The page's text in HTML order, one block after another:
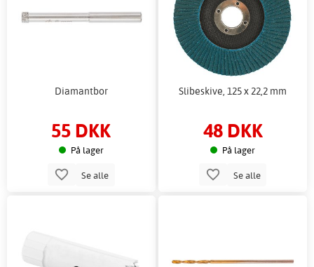
Diamantbor
55 DKK
På lager
Se alle
Slibeskive, 125 x 22,2 mm
48 DKK
På lager
Se alle